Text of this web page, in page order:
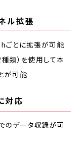
ル拡張
ごとに拡張が可能
類）を使用して本
が可能
対応
のデータ収録が可